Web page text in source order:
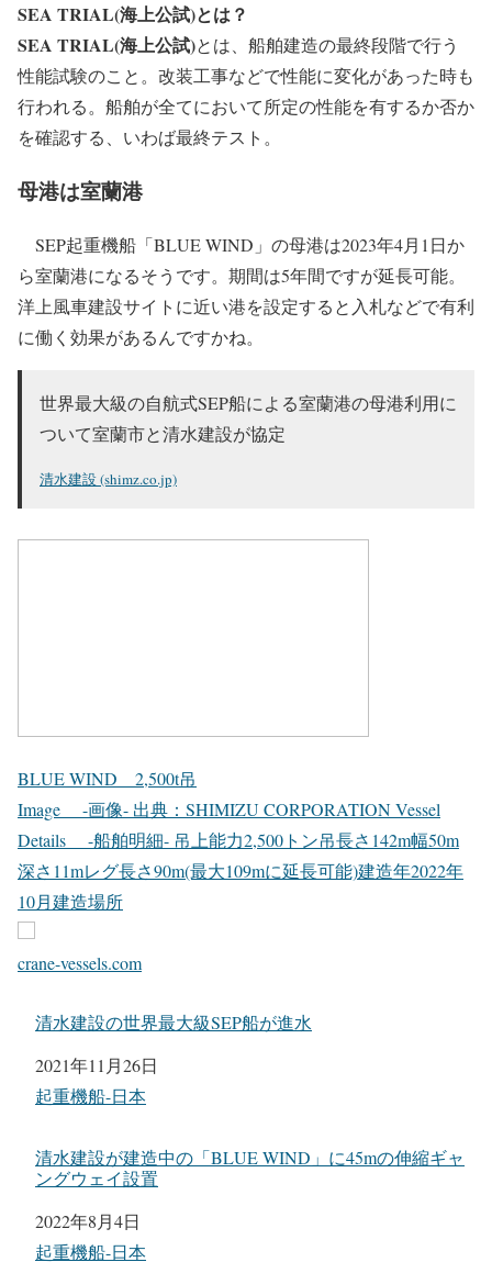
SEA TRIAL(海上公試)とは？
SEA TRIAL(海上公試)とは、船舶建造の最終段階で行う
性能試験のこと。改装工事などで性能に変化があった時も
行われる。船舶が全てにおいて所定の性能を有するか否か
を確認する、いわば最終テスト。
母港は室蘭港
SEP起重機船「BLUE WIND」の母港は2023年4月1日か
ら室蘭港になるそうです。期間は5年間ですが延長可能。
洋上風車建設サイトに近い港を設定すると入札などで有利
に働く効果があるんですかね。
世界最大級の自航式SEP船による室蘭港の母港利用に
ついて室蘭市と清水建設が協定
清水建設 (shimz.co.jp)
BLUE WIND 2,500t吊
Image -画像- 出典：SHIMIZU CORPORATION Vessel
Details -船舶明細- 吊上能力2,500トン吊長さ142m幅50m
深さ11mレグ長さ90m(最大109mに延長可能)建造年2022年
10月建造場所
crane-vessels.com
清水建設の世界最大級SEP船が進水
日付
2021年11月26日
関連理由
起重機船-日本
清水建設が建造中の「BLUE WIND」に45mの伸縮ギャ
ングウェイ設置
日付
2022年8月4日
関連理由
起重機船-日本